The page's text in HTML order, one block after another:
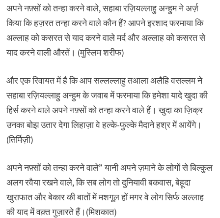
अपने नफ़्सों को तन्हा करने वाले, सहाबा रज़ियल्लाहु अन्हुम ने अर्ज़
किया कि हज़रत तन्हा करने वाले कौन हैं? आपने इरशाद फरमाया कि
अल्लाह को कसरत से याद करने वाले मर्द और अल्लाह को कसरत से
याद करने वाली औरतें। (मुस्लिम शरीफ)
और एक रिवायत में है कि आप सल्लल्लाहु तआला अलैहि वसल्लम ने
सहाबा रज़ियल्लाहु अन्हुम के जवाब में फरमाया कि हमेशा यादे खुदा की
हिर्स करने वाले अपने नफ़्सों को तन्हा करने वाले हैं। खुदा का ज़िक्र
उनका बोझ उतार देगा लिहाज़ा वे हल्के-फुल्के मैदाने हश्र में आयेंगे।
(तिर्मिज़ी)
अपने नफ़्सों को तन्हा करने वाले” यानी अपने ज़माने के लोगों से बिल्कुल
अलग रवैया रखने वाले, कि सब लोग तो दुनियावी बकवास, बेहूदा
खुराफात और बेकार की बातों में मशगूल हों मगर वे लोग सिर्फ अल्लाह
की याद में वक़्त गुज़ारते हैं।(मिशकात)